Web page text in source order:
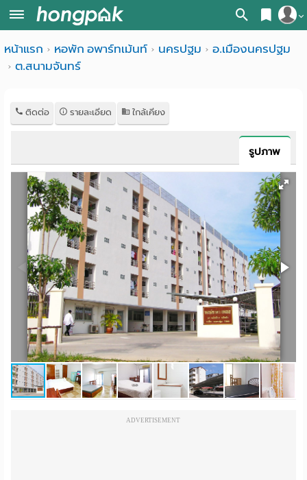
สมัครสมาชิก
หน้า
ค้นหา
ค้นจากสถานีรถไฟฟ้า
ค้นตามจังหวัด
ค้นจากสถานศึกษา
ค้นจากแผนที่
ค้นแบบละเอียด
พาร์
เม้น
ห้อง
ราย
เดือน
ห้อง
หน้าแรก หอพัก อพาร์ทเม้นท์ นครปฐม
อ.เมืองนครปฐม
ต.สนามจันทร์
ติดต่อ รายละเอียด ใกล้เคียง
รูปภาพ
ADVERTISEMENT